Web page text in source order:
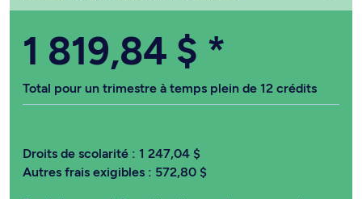
1 819,84 $ *
Total pour un trimestre à temps plein de 12 crédits
Droits de scolarité : 1 247,04 $
Autres frais exigibles : 572,80 $